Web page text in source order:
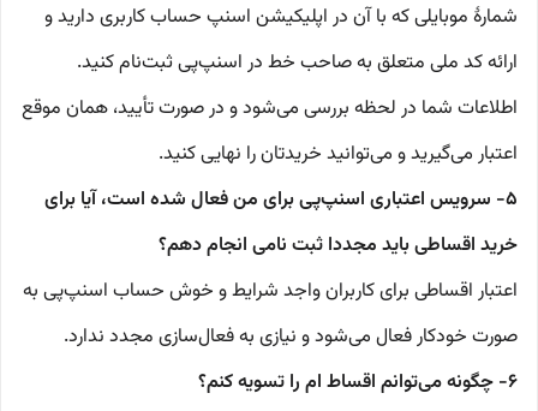
شمارهٔ موبایلی که با آن در اپلیکیشن اسنپ حساب کاربری دارید و
ارائه کد ملی متعلق به صاحب خط در اسنپ‌پی ثبت‌نام کنید.
اطلاعات شما در لحظه بررسی می‌شود و در صورت تأیید، همان موقع
اعتبار می‌گیرید و می‌توانید خریدتان را نهایی کنید.
۵- سرویس اعتباری اسنپ‌پی برای من فعال شده است، آیا برای
خرید اقساطی باید مجددا ثبت نامی انجام دهم؟
اعتبار اقساطی برای کاربران واجد شرایط و خوش حساب اسنپ‌پی به
صورت خودکار فعال می‌شود و نیازی به فعال‌سازی مجدد ندارد.
۶- چگونه می‌توانم اقساط ام را تسویه کنم؟